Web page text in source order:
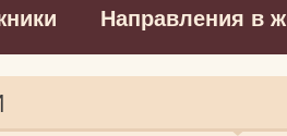
Направления в